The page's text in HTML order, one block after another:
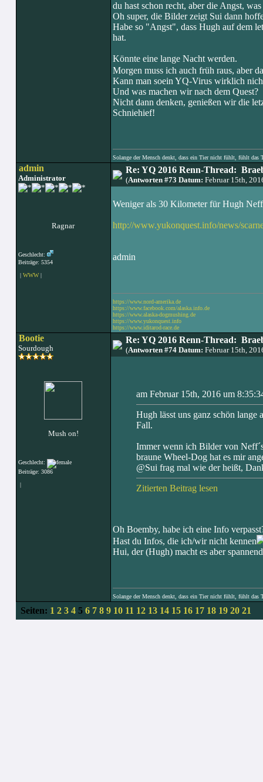
du hast schon recht, aber die Angst,
Oh super, die Bilder zeigt Sui dann
Habe so "Angst", dass Hugh auf dem
hat.
Könnte eine lange Nacht werden.
Morgen muss ich auch früh raus, aber
Kann man soein YQ-Virus wirklich
Und was machen wir nach dem Quest?
Nicht dann denken, genießen wir die
Schniehief!
Solange der Mensch denkt, dass ein Tier nicht fühlt, fühlt das
admin
Administrator
Ragnar
Geschlecht:
Beiträge: 5354
| WWW|
Re: YQ 2016 Renn-Thread:
(Antworten #73 Datum: Februar 15th,
Weniger als 30 Kilometer für Hugh
http://www.yukonquest.info/news/
admin
https://www.nord-amerika.de
https://www.facebook.com/alaska.info.de
https://www.alaska-dogmushing.de
https://www.yukonquest.info
https://www.iditarod-race.de
Bootie
Sourdough
Mush on!
Geschlecht:
Beiträge: 3086
|
Re: YQ 2016 Renn-Thread:
(Antworten #74 Datum: Februar 15th,
am Februar 15th, 2016 um
Hugh lässt uns ganz schön lange
Fall.
Immer wenn ich Bilder von
braune Wheel-Dog hat es mir
@Sui frag mal wie der heißt,
Zitierten Beitrag lesen
Oh Boemby, habe ich eine Info
Hast du Infos, die ich/wir nicht kennen
Hui, der (Hugh) macht es aber
Solange der Mensch denkt, dass ein Tier nicht fühlt, fühlt das
Seiten: 1 2 3 45 6 7 8 9 10 11 12 13 14 15 16 17 18 19 20 21